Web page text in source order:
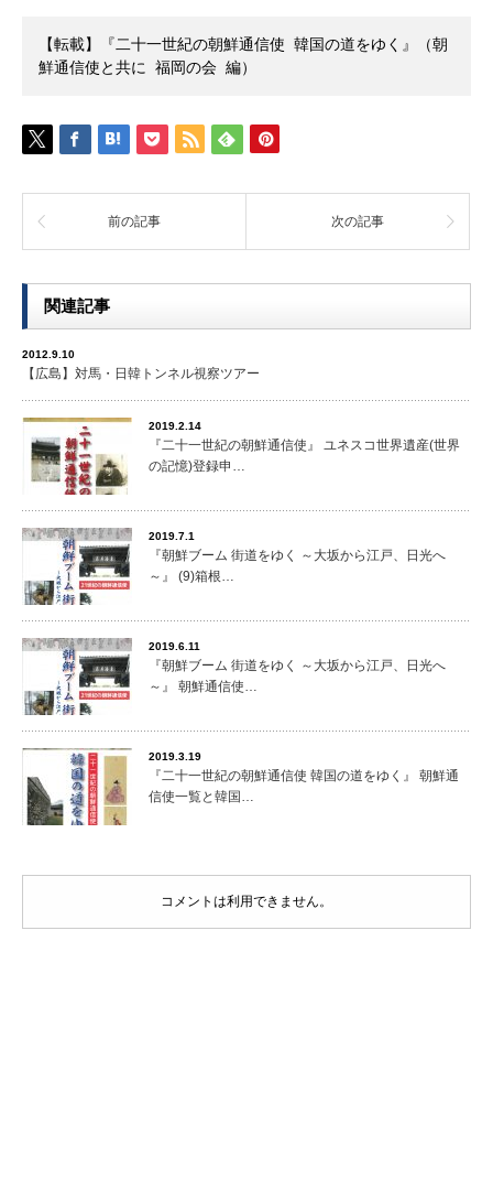
【転載】『二十一世紀の朝鮮通信使 韓国の道をゆく』（朝
鮮通信使と共に 福岡の会 編）
前の記事 次の記事
関連記事
2012.9.10
【広島】対馬・日韓トンネル視察ツアー
2019.2.14
『二十一世紀の朝鮮通信使』 ユネスコ世界遺産(世界
の記憶)登録申…
2019.7.1
『朝鮮ブーム 街道をゆく ～大坂から江戸、日光へ
～』 (9)箱根…
2019.6.11
『朝鮮ブーム 街道をゆく ～大坂から江戸、日光へ
～』 朝鮮通信使…
2019.3.19
『二十一世紀の朝鮮通信使 韓国の道をゆく』 朝鮮通
信使一覧と韓国…
コメントは利用できません。